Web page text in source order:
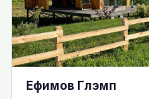
Ефимов Глэмп